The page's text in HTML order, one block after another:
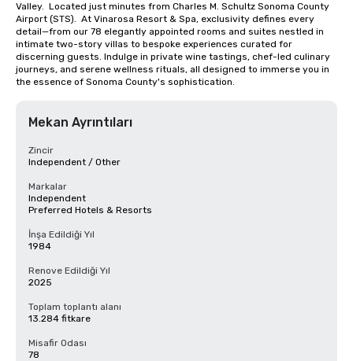
Valley.  Located just minutes from Charles M. Schultz Sonoma County
Airport (STS).  At Vinarosa Resort & Spa, exclusivity defines every
detail—from our 78 elegantly appointed rooms and suites nestled in
intimate two-story villas to bespoke experiences curated for
discerning guests. Indulge in private wine tastings, chef-led culinary
journeys, and serene wellness rituals, all designed to immerse you in
the essence of Sonoma County's sophistication.
Mekan Ayrıntıları
Zincir
Independent / Other
Markalar
Independent
Preferred Hotels & Resorts
İnşa Edildiği Yıl
1984
Renove Edildiği Yıl
2025
Toplam toplantı alanı
13.284 fitkare
Misafir Odası
78